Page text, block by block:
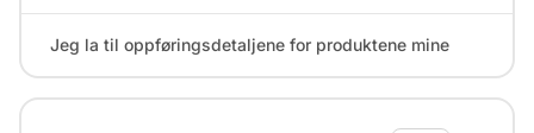
Jeg la til oppføringsdetaljene for produktene mine